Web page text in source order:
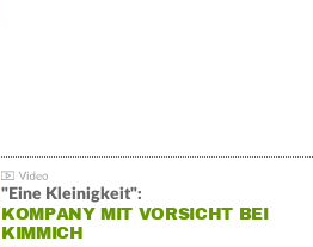
"Eine Kleinigkeit":
KOMPANY MIT VORSICHT BEI
KIMMICH